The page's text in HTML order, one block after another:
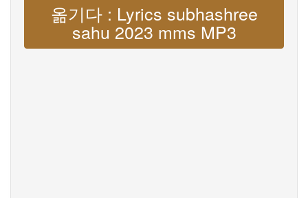
옮기다 : Lyrics subhashree
sahu 2023 mms MP3